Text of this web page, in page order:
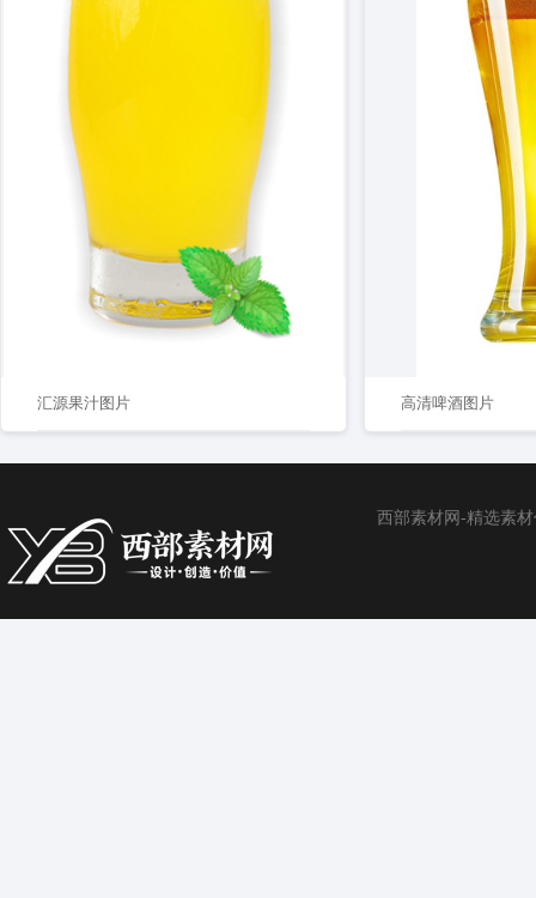
汇源果汁图片 高清啤酒图片
西部素材网-精选素